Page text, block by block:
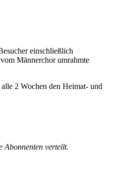
einschließlich
Männerchor umrahmte
2 Wochen den Heimat- und
Abonnenten verteilt.